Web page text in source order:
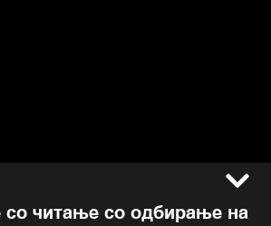
читање со одбирање на
Facebook